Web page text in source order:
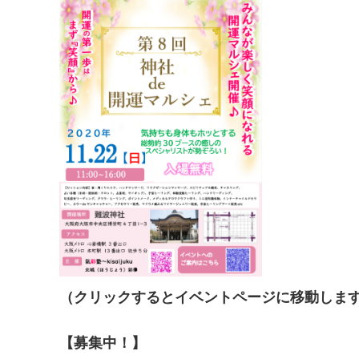
（クリックするとイベントページに移動しま
【募集中！】